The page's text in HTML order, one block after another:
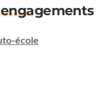
école